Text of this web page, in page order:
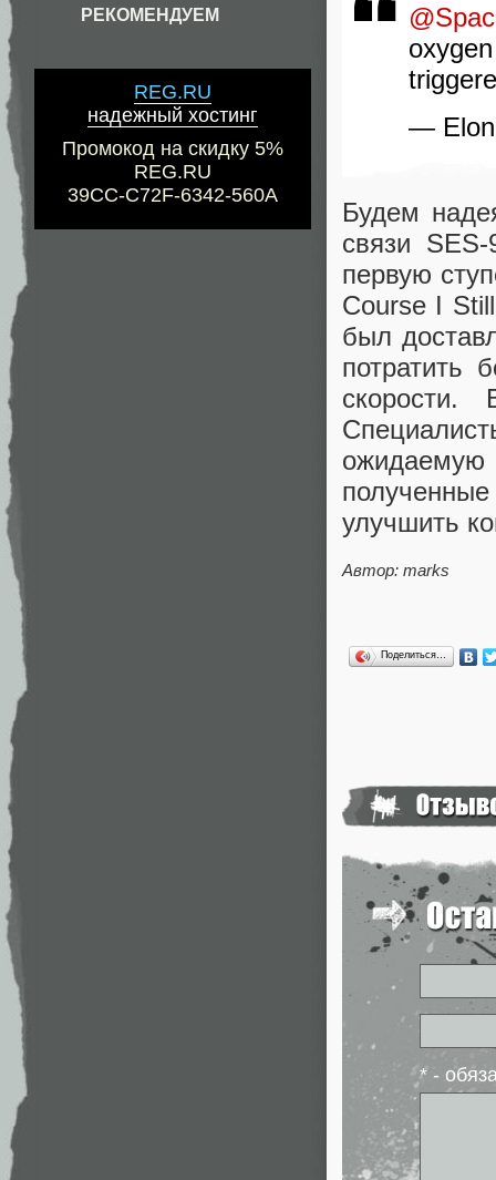
РЕКОМЕНДУЕМ
REG.RU
надежный хостинг
Промокод на скидку 5%
REG.RU
39CC-C72F-6342-560A
— Elon
Будем
связи
первую
Course I
был
потратить
ожидаемую
улучшить
Автор: marks
Поделиться…
* -